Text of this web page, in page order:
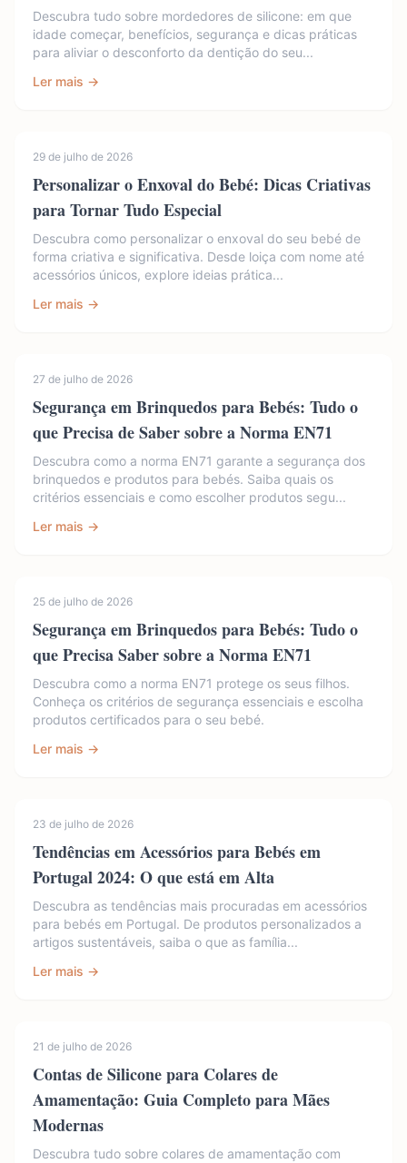
Descubra tudo sobre mordedores de silicone: em que
idade começar, benefícios, segurança e dicas práticas
para aliviar o desconforto da dentição do seu...
Ler mais →
29 de julho de 2026
Personalizar o Enxoval do Bebé: Dicas Criativas
para Tornar Tudo Especial
Descubra como personalizar o enxoval do seu bebé de
forma criativa e significativa. Desde loiça com nome até
acessórios únicos, explore ideias prática...
Ler mais →
27 de julho de 2026
Segurança em Brinquedos para Bebés: Tudo o
que Precisa de Saber sobre a Norma EN71
Descubra como a norma EN71 garante a segurança dos
brinquedos e produtos para bebés. Saiba quais os
critérios essenciais e como escolher produtos segu...
Ler mais →
25 de julho de 2026
Segurança em Brinquedos para Bebés: Tudo o
que Precisa Saber sobre a Norma EN71
Descubra como a norma EN71 protege os seus filhos.
Conheça os critérios de segurança essenciais e escolha
produtos certificados para o seu bebé.
Ler mais →
23 de julho de 2026
Tendências em Acessórios para Bebés em
Portugal 2024: O que está em Alta
Descubra as tendências mais procuradas em acessórios
para bebés em Portugal. De produtos personalizados a
artigos sustentáveis, saiba o que as família...
Ler mais →
21 de julho de 2026
Contas de Silicone para Colares de
Amamentação: Guia Completo para Mães
Modernas
Descubra tudo sobre colares de amamentação com